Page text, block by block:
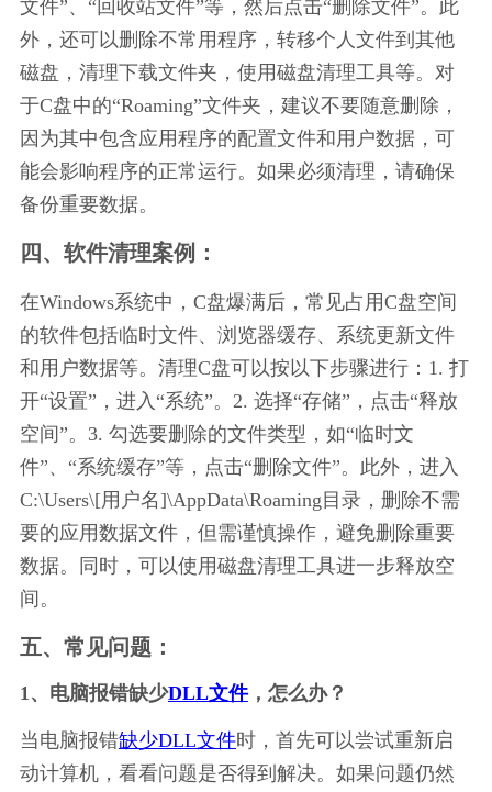
文件”、“回收站文件”等，然后点击“删除文件”。此
外，还可以删除不常用程序，转移个人文件到其他
磁盘，清理下载文件夹，使用磁盘清理工具等。对
于C盘中的“Roaming”文件夹，建议不要随意删除，
因为其中包含应用程序的配置文件和用户数据，可
能会影响程序的正常运行。如果必须清理，请确保
备份重要数据。
四、软件清理案例：
在Windows系统中，C盘爆满后，常见占用C盘空间
的软件包括临时文件、浏览器缓存、系统更新文件
和用户数据等。清理C盘可以按以下步骤进行：1. 打
开“设置”，进入“系统”。2. 选择“存储”，点击“释放
空间”。3. 勾选要删除的文件类型，如“临时文
件”、“系统缓存”等，点击“删除文件”。此外，进入
C:\Users\[用户名]\AppData\Roaming目录，删除不需
要的应用数据文件，但需谨慎操作，避免删除重要
数据。同时，可以使用磁盘清理工具进一步释放空
间。
五、常见问题：
1、电脑报错缺少DLL文件，怎么办？
当电脑报错缺少DLL文件时，首先可以尝试重新启
动计算机，看看问题是否得到解决。如果问题仍然